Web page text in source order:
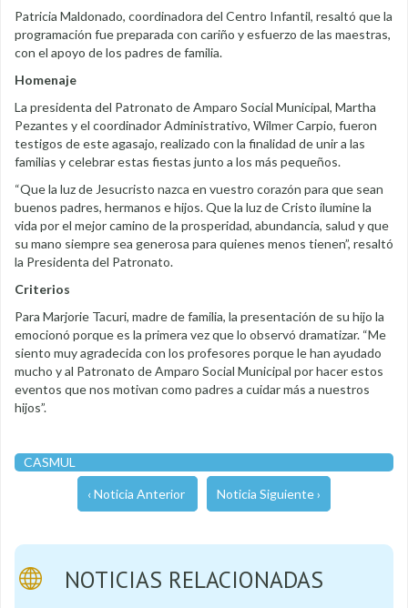
Patricia Maldonado, coordinadora del Centro Infantil, resaltó que la
programación fue preparada con cariño y esfuerzo de las maestras,
con el apoyo de los padres de familia.
Homenaje
La presidenta del Patronato de Amparo Social Municipal, Martha
Pezantes y el coordinador Administrativo, Wilmer Carpio, fueron
testigos de este agasajo, realizado con la finalidad de unir a las
familias y celebrar estas fiestas junto a los más pequeños.
“Que la luz de Jesucristo nazca en vuestro corazón para que sean
buenos padres, hermanos e hijos. Que la luz de Cristo ilumine la
vida por el mejor camino de la prosperidad, abundancia, salud y que
su mano siempre sea generosa para quienes menos tienen”, resaltó
la Presidenta del Patronato.
Criterios
Para Marjorie Tacuri, madre de familia, la presentación de su hijo la
emocionó porque es la primera vez que lo observó dramatizar. “Me
siento muy agradecida con los profesores porque le han ayudado
mucho y al Patronato de Amparo Social Municipal por hacer estos
eventos que nos motivan como padres a cuidar más a nuestros
hijos”.
CASMUL
‹ Noticia Anterior Noticia Siguiente ›
NOTICIAS RELACIONADAS